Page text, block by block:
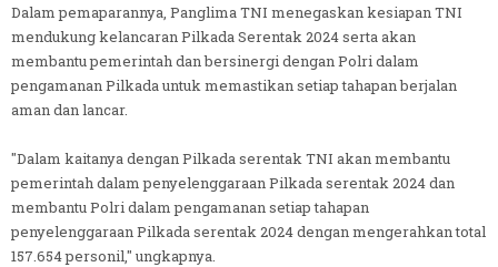
Dalam pemaparannya, Panglima TNI menegaskan kesiapan TNI
mendukung kelancaran Pilkada Serentak 2024 serta akan
membantu pemerintah dan bersinergi dengan Polri dalam
pengamanan Pilkada untuk memastikan setiap tahapan berjalan
aman dan lancar.
"Dalam kaitanya dengan Pilkada serentak TNI akan membantu
pemerintah dalam penyelenggaraan Pilkada serentak 2024 dan
membantu Polri dalam pengamanan setiap tahapan
penyelenggaraan Pilkada serentak 2024 dengan mengerahkan total
157.654 personil," ungkapnya.